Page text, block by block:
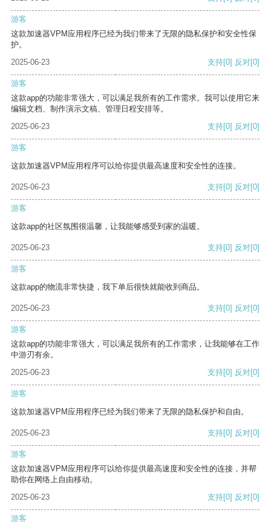
游客
这款加速器VPM应用程序已经为我们带来了无限的隐私保护和安全性保
护。
2025-06-23
支持[0] 反对[0]
游客
这款app的功能非常强大，可以满足我所有的工作需求。我可以使用它来
编辑文档、制作演示文稿、管理日程安排等。
2025-06-23
支持[0] 反对[0]
游客
这款加速器VPM应用程序可以给你提供最高速度和安全性的连接。
2025-06-23 支持[0] 反对[0]
游客
这款app的社区氛围很温馨，让我能够感受到家的温暖。
2025-06-23 支持[0] 反对[0]
游客
这款app的物流非常快捷，我下单后很快就能收到商品。
2025-06-23 支持[0] 反对[0]
游客
这款app的功能非常强大，可以满足我所有的工作需求，让我能够在工作
中游刃有余。
2025-06-23
支持[0] 反对[0]
游客
这款加速器VPM应用程序已经为我们带来了无限的隐私保护和自由。
2025-06-23 支持[0] 反对[0]
游客
这款加速器VPM应用程序可以给你提供最高速度和安全性的连接，并帮
助你在网络上自由移动。
2025-06-23
支持[0] 反对[0]
游客